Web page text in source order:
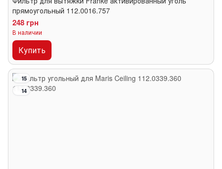
прямоугольный 112.0016.757
248 грн
В наличии
Купить
15
14